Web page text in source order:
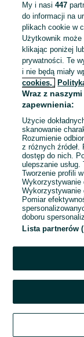
My i nasi447
do informacji na
plikach cookie w
Użytkownik
klikając poniżej
prywatności. Te
i nie będą miały
cookies,
Wraz z
zapewnienia:
Użycie
skanowanie
Rozumienie
z różnych źródeł.
dostęp do nich.
ulepszanie
Tworzenie profili
Wykorzystywanie
Wykorzystywanie
Pomiar
doboru
Lista partnerów